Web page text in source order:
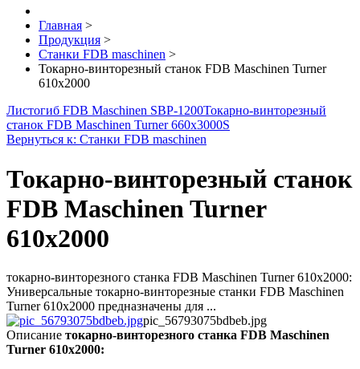
Главная >
Продукция >
Станки FDB maschinen >
Токарно-винторезный станок FDB Maschinen Turner
610x2000
Листогиб FDB Maschinen SBP-1200Токарно-винторезный
станок FDB Maschinen Turner 660x3000S
Вернуться к: Станки FDB maschinen
Токарно-винторезный станок
FDB Maschinen Turner
610x2000
токарно-винторезного станка FDB Maschinen Turner 610x2000:
Универсальные токарно-винторезные станки FDB Maschinen
Turner 610x2000 предназначены для ...
pic_56793075bdbeb.jpg
Описание токарно-винторезного станка FDB Maschinen
Turner 610x2000: